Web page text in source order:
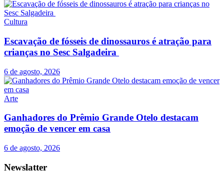
Cultura
Escavação de fósseis de dinossauros é atração para
crianças no Sesc Salgadeira
6 de agosto, 2026
Arte
Ganhadores do Prêmio Grande Otelo destacam
emoção de vencer em casa
6 de agosto, 2026
Newslatter